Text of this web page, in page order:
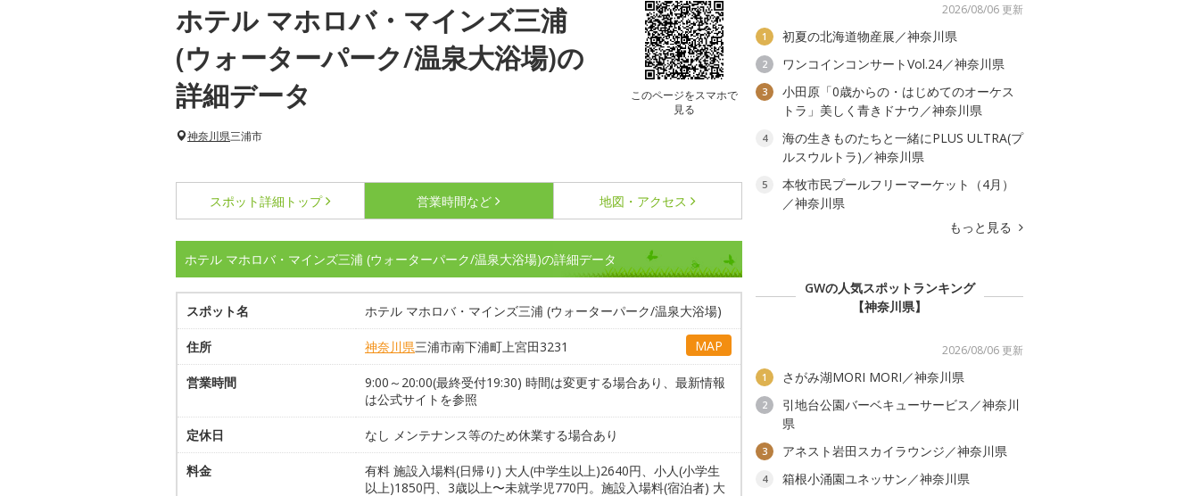
ホテル マホロバ・マインズ三浦
(ウォーターパーク/温泉大浴場)の
詳細データ
このページをスマホで
見る
神奈川県三浦市
スポット詳細 トップ 営業時間など 地図・アクセス
ホテル マホロバ・マインズ三浦 (ウォーターパーク/温泉大浴場)の詳細データ
スポット名 ホテル マホロバ・マインズ三浦 (ウォーターパーク/温泉大浴場)
住所 神奈川県三浦市南下浦町上宮田3231 MAP
営業時間
9:00～20:00(最終受付19:30) 時間は変更する場合あり、最新情報
は公式サイトを参照
定休日 なし メンテナンス等のため休業する場合あり
料金
有料 施設入場料(日帰り) 大人(中学生以上)2640円、小人(小学生
以上)1850円、3歳以上〜未就学児770円。施設入場料(宿泊者) 大
2026/08/06 更新
1 初夏の北海道物産展／神奈川県
2 ワンコインコンサートVol.24／神奈川県
3
小田原「0歳からの・はじめてのオーケス
トラ」美しく青きドナウ／神奈川県
4
海の生きものたちと一緒にPLUS ULTRA(プ
ルスウルトラ)／神奈川県
5
本牧市民プールフリーマーケット（4月）
／神奈川県
もっと見る
GWの人気スポットランキング
【神奈川県】
2026/08/06 更新
1 さがみ湖MORI MORI／神奈川県
2
引地台公園バーベキューサービス／神奈川
県
3 アネスト岩田スカイラウンジ／神奈川県
4 箱根小涌園ユネッサン／神奈川県